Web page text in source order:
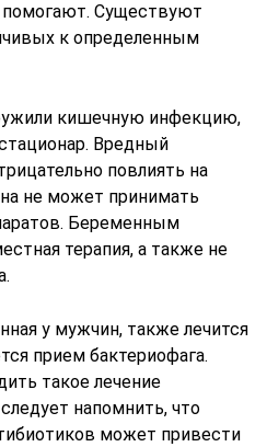
Существуют
к определенным
кишечную инфекцию,
Вредный
повлиять на
не может принимать
Беременным
терапия, а также не
у мужчин, также лечится
прием бактериофага.
такое лечение
напомнить, что
может привести